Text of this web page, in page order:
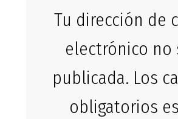
Tu dirección de
electrónico no
publicada. Los
obligatorios